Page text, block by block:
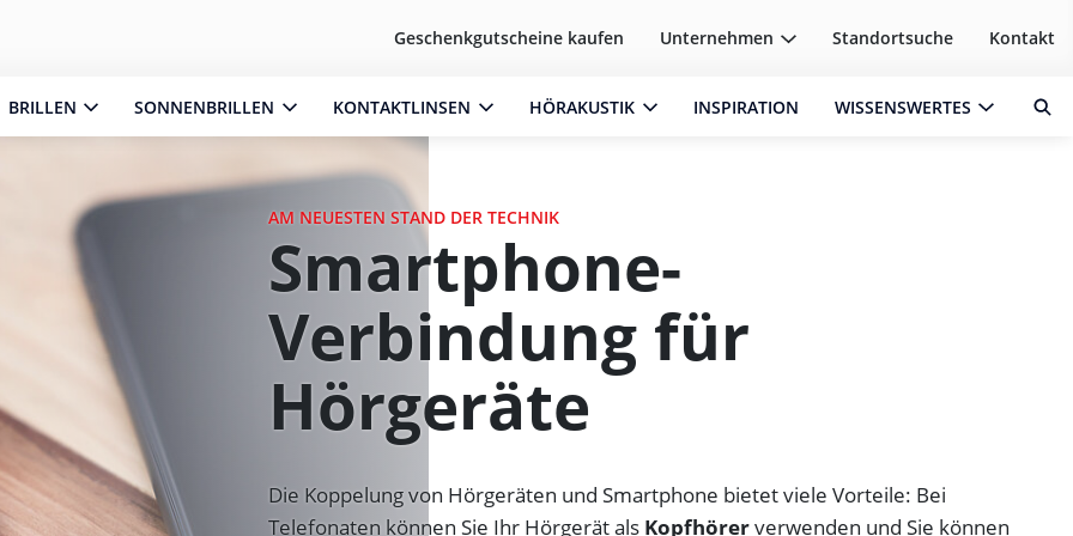
Geschenkgutscheine kaufen Unternehmen Standortsuche Kontakt
BRILLEN SONNENBRILLEN KONTAKTLINSEN HÖRAKUSTIK INSPIRATION WISSENSWERTES
AM NEUESTEN STAND DER TECHNIK
Smartphone-
Verbindung für
Hörgeräte
Die Koppelung von Hörgeräten und Smartphone bietet viele Vorteile: Bei
Telefonaten können Sie Ihr Hörgerät als Kopfhörerverwenden und Sie können